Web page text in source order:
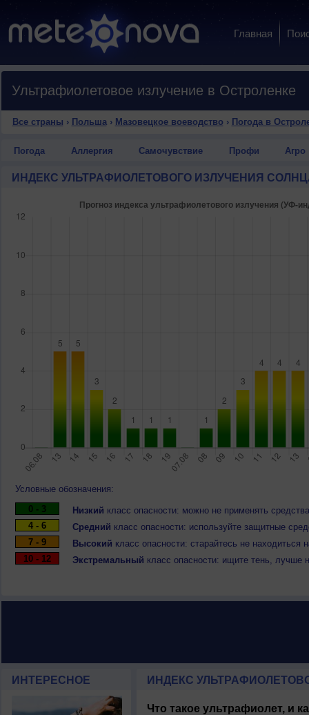
Главная
Ультрафиолетовое излучение в Остроленке
Все страны › Польша› Мазовецкое воеводство › Погода в
Погода Аллергия Самочувствие Профи Агро
ИНДЕКС УЛЬТРАФИОЛЕТОВОГО ИЗЛУЧЕНИЯ
Условные обозначения:
0 - 3
Низкий класс опасности: можно не применять
4 - 6
Средний класс опасности: используйте защитные
7 - 9
Высокий класс опасности: старайтесь не
10 - 12
Экстремальный класс опасности: ищите тень, лучше
ИНТЕРЕСНОЕ ИНДЕКС
Что такое ультрафиолет, и